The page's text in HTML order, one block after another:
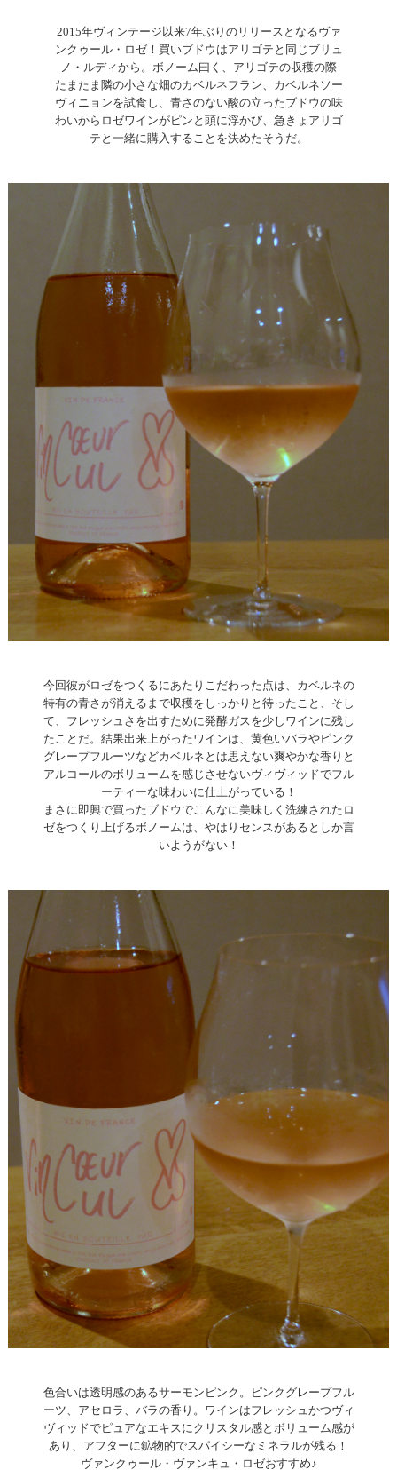
2015年ヴィンテージ以来7年ぶりのリリースとなるヴァ
ンクゥール・ロゼ！買いブドウはアリゴテと同じブリュ
ノ・ルディから。ボノーム曰く、アリゴテの収穫の際
たまたま隣の小さな畑のカベルネフラン、カベルネソー
ヴィニョンを試食し、青さのない酸の立ったブドウの味
わいからロゼワインがピンと頭に浮かび、急きょアリゴ
テと一緒に購入することを決めたそうだ。
今回彼がロゼをつくるにあたりこだわった点は、カベルネの
特有の青さが消えるまで収穫をしっかりと待ったこと、そし
て、フレッシュさを出すために発酵ガスを少しワインに残し
たことだ。結果出来上がったワインは、黄色いバラやピンク
グレープフルーツなどカベルネとは思えない爽やかな香りと
アルコールのボリュームを感じさせないヴィヴィッドでフル
ーティーな味わいに仕上がっている！
まさに即興で買ったブドウでこんなに美味しく洗練されたロ
ゼをつくり上げるボノームは、やはりセンスがあるとしか言
いようがない！
色合いは透明感のあるサーモンピンク。ピンクグレープフル
ーツ、アセロラ、バラの香り。ワインはフレッシュかつヴィ
ヴィッドでピュアなエキスにクリスタル感とボリューム感が
あり、アフターに鉱物的でスパイシーなミネラルが残る！
ヴァンクゥール・ヴァンキュ・ロゼおすすめ♪